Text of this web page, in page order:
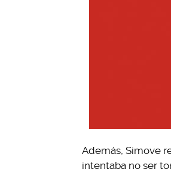
Además, Simove
intentaba no ser